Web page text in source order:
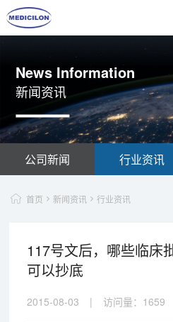
News Information
新闻资讯
公司新闻 行业资讯
首页 新闻资讯 行业资讯
117号文后，哪些临床
可以抄底
2015-08-03 | 访问量： 1659